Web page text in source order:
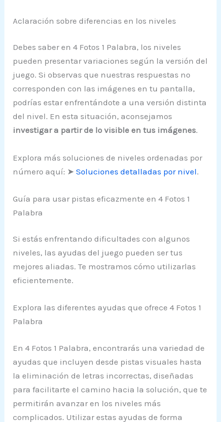
Aclaración sobre diferencias en los niveles
Debes saber en 4 Fotos 1 Palabra, los niveles
pueden presentar variaciones según la versión del
juego. Si observas que nuestras respuestas no
corresponden con las imágenes en tu pantalla,
podrías estar enfrentándote a una versión distinta
del nivel. En esta situación, aconsejamos
investigar a partir de lo visible en tus imágenes.
Explora más soluciones de niveles ordenadas por
número aquí: ➤Soluciones detalladas por nivel.
Guía para usar pistas eficazmente en 4 Fotos 1
Palabra
Si estás enfrentando dificultades con algunos
niveles, las ayudas del juego pueden ser tus
mejores aliadas. Te mostramos cómo utilizarlas
eficientemente.
Explora las diferentes ayudas que ofrece 4 Fotos 1
Palabra
En 4 Fotos 1 Palabra, encontrarás una variedad de
ayudas que incluyen desde pistas visuales hasta
la eliminación de letras incorrectas, diseñadas
para facilitarte el camino hacia la solución, que te
permitirán avanzar en los niveles más
complicados. Utilizar estas ayudas de forma